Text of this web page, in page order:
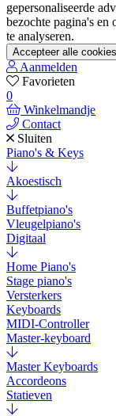
gepersonaliseerde
bezochte pagina's en
te analyseren.
Accepteer alle cookies
Aanmelden
Favorieten
0
Winkelmandje
Contact
Sluiten
Piano's & Keys
Akoestisch
Buffetpiano's
Vleugelpiano's
Digitaal
Home Piano's
Stage piano's
Versterkers
Keyboards
MIDI-Controller
Master-keyboard
Master Keyboards
Accordeons
Statieven